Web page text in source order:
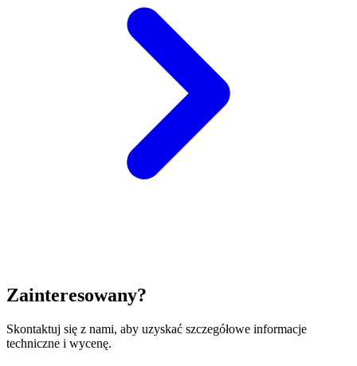
Zainteresowany?
Skontaktuj się z nami, aby uzyskać szczegółowe informacje
techniczne i wycenę.